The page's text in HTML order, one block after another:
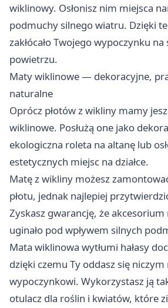
wiklinowy. Osłonisz nim miejsca
podmuchy silnego wiatru. Dzięki
zakłócało Twojego wypoczynku
powietrzu.
Maty wiklinowe — dekoracyjne,
naturalne
Oprócz płotów z wikliny mamy
wiklinowe. Posłużą one jako
ekologiczna roleta na altanę lub
estetycznych miejsc na działce.
Matę z wikliny możesz
płotu, jednak najlepiej
Zyskasz gwarancję, że akcesorium
uginało pod wpływem silnych
Mata wiklinowa wytłumi hałasy
dzięki czemu Ty oddasz się
wypoczynkowi. Wykorzystasz ją
otulacz dla roślin i kwiatów, które